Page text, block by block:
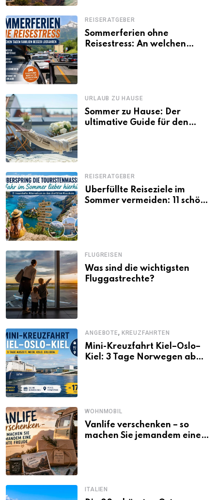
REISERATGEBER
Sommerferien ohne
Reisestress: An welchen
URLAUB ZU HAUSE
Sommer zu Hause: Der
ultimative Guide für den
REISERATGEBER
Überfüllte Reiseziele im
Sommer vermeiden: 11 schöne
FLUGREISEN
Was sind die wichtigsten
Fluggastrechte?
ANGEBOTE, KREUZFAHRTEN
Mini-Kreuzfahrt Kiel–Oslo–
Kiel: 3 Tage Norwegen ab
WOHNMOBIL
Vanlife verschenken – so
machen Sie jemandem eine
ITALIEN